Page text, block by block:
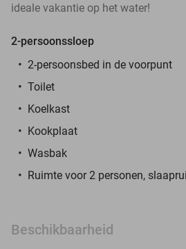
ideale vakantie op het water!
2-persoonssloep
2-persoonsbed in de voorpunt
Toilet
Koelkast
Kookplaat
Wasbak
Ruimte voor 2 personen,
Beschikbaarheid